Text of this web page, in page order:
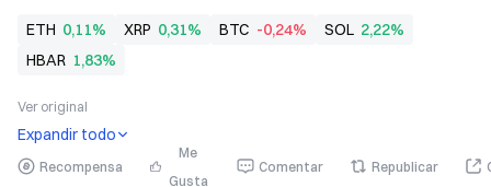
millones de dólares, lo que refleja una demanda institucional
sostenida pese a las salidas generales de los ETF de
   BlackRock
ETH 0,11% XRP 0,31% BTC -0,24% SOL 2,22%
HBAR 1,83%
Ver original
Expandir todo
Recompensa
Me
Gusta
Comentar Republicar